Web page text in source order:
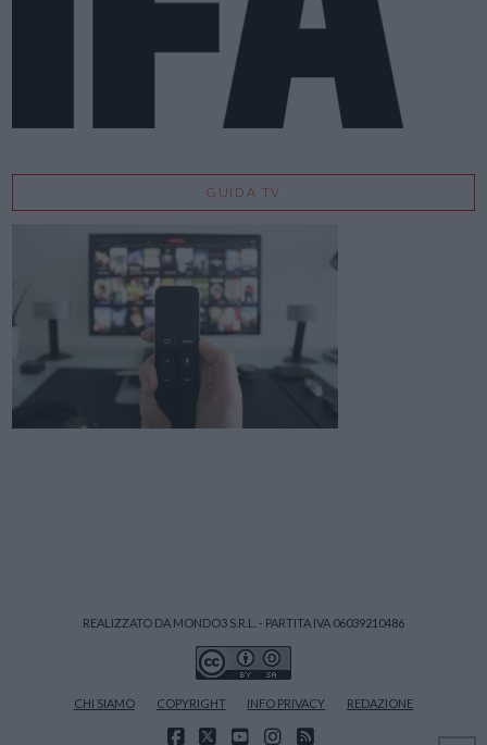
GUIDA TV
REALIZZATO DA MONDO3 S.R.L. - PARTITA IVA 06039210486
CHI SIAMO COPYRIGHT INFO PRIVACY REDAZIONE